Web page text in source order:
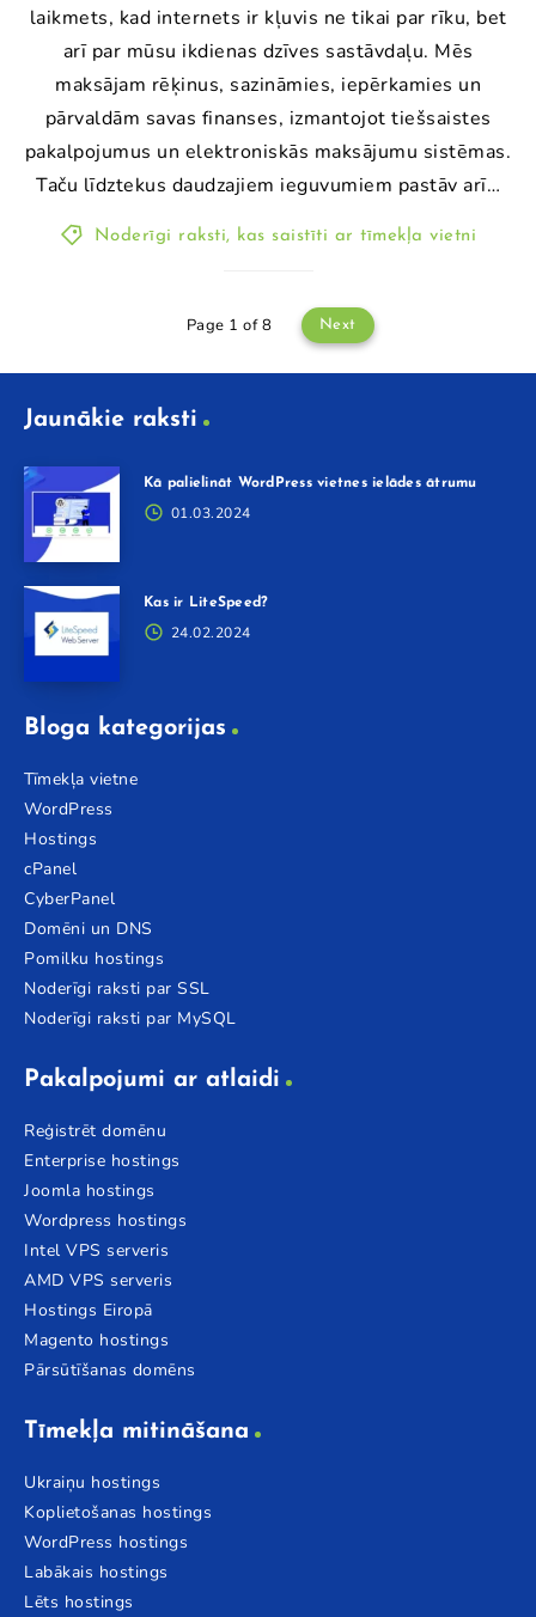
laikmets, kad internets ir kļuvis ne tikai par rīku, bet
arī par mūsu ikdienas dzīves sastāvdaļu. Mēs
maksājam rēķinus, sazināmies, iepērkamies un
pārvaldām savas finanses, izmantojot tiešsaistes
pakalpojumus un elektroniskās maksājumu sistēmas.
Taču līdztekus daudzajiem ieguvumiem pastāv arī…
Noderīgi raksti, kas saistīti ar tīmekļa vietni
Page 1 of 8 Next
Jaunākie raksti
Kā palielināt WordPress vietnes ielādes ātrumu
01.03.2024
Kas ir LiteSpeed?
24.02.2024
Bloga kategorijas
Tīmekļa vietne
WordPress
Hostings
cPanel
CyberPanel
Domēni un DNS
Pomilku hostings
Noderīgi raksti par SSL
Noderīgi raksti par MySQL
Pakalpojumi ar atlaidi
Reģistrēt domēnu
Enterprise hostings
Joomla hostings
Wordpress hostings
Intel VPS serveris
AMD VPS serveris
Hostings Eiropā
Magento hostings
Pārsūtīšanas domēns
Tīmekļa mitināšana
Ukraiņu hostings
Koplietošanas hostings
WordPress hostings
Labākais hostings
Lēts hostings